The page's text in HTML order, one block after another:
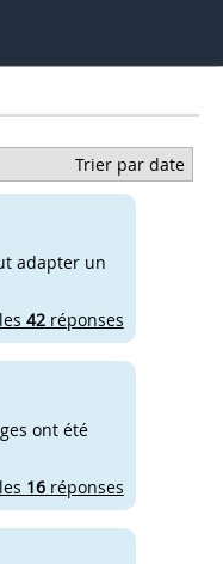
Trier par date
adapter un
42réponses
ont été
16réponses